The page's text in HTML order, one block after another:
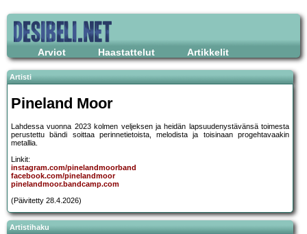
Arviot Haastattelut Artikkelit
Artisti
Pineland Moor
Lahdessa vuonna 2023 kolmen veljeksen ja heidän lapsuudenystävänsä toimesta
perustettu bändi soittaa perinnetietoista, melodista ja toisinaan progehtavaakin
metallia.
Linkit:
instagram.com/pinelandmoorband
facebook.com/pinelandmoor
pinelandmoor.bandcamp.com
(Päivitetty 28.4.2026)
Artistihaku